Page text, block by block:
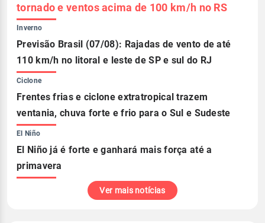
tornado e ventos acima de 100 km/h no RS
Inverno
Previsão Brasil (07/08): Rajadas de vento de até
110 km/h no litoral e leste de SP e sul do RJ
Ciclone
Frentes frias e ciclone extratropical trazem
ventania, chuva forte e frio para o Sul e Sudeste
El Niño
El Niño já é forte e ganhará mais força até a
primavera
Ver mais notícias